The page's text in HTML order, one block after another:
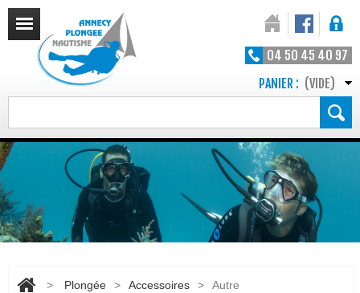
04 50 45 40 97
PANIER : (VIDE)
> Plongée > Accessoires > Autre